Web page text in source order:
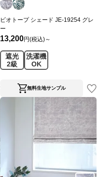
ビオトープ シェード JE-19254 グレ
ー
13,200円(税込)～
遮光
2級
洗濯機
OK
無料生地サンプル